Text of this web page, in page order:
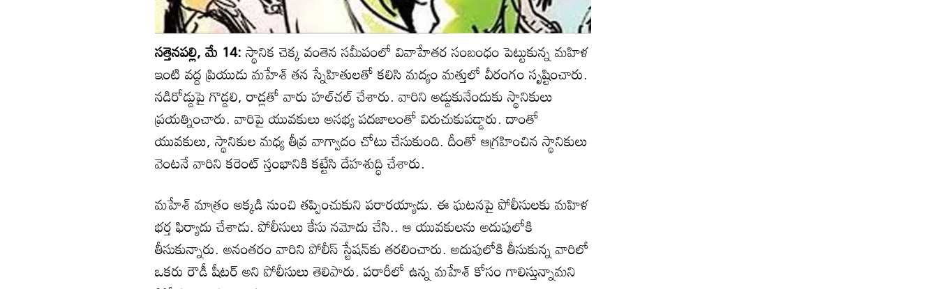
సత్తెనపల్లి, మే 14:స్థానిక చెక్క వంతెన సమీపంలో వివాహేతర సంబంధం పెట్టుకున్న మహిళ
ఇంటి వద్ద ప్రియుడు మహేశ్ తన స్నేహితులతో కలిసి మద్యం మత్తులో వీరంగం సృష్టించారు.
నడిరోడ్డుపై గొడ్డలి, రాడ్లతో వారు హల్‌చల్ చేశారు. వారిని అడ్డుకునేందుకు స్థానికులు
ప్రయత్నించారు. వారిపై యువకులు అసభ్య పదజాలంతో విరుచుకుపడ్డారు. దాంతో
యువకులు, స్థానికుల మధ్య తీవ్ర వాగ్వాదం చోటు చేసుకుంది. దీంతో ఆగ్రహించిన స్థానికులు
వెంటనే వారిని కరెంట్ స్తంభానికి కట్టేసి దేహశుద్ధి చేశారు.
మహేశ్ మాత్రం అక్కడి నుంచి తప్పించుకుని పరారయ్యాడు. ఈ ఘటనపై పోలీసులకు మహిళ
భర్త ఫిర్యాదు చేశాడు. పోలీసులు కేసు నమోదు చేసి.. ఆ యువకులను అదుపులోకి
తీసుకున్నారు. అనంతరం వారిని పోలీస్ స్టేషన్‌కు తరలించారు. అదుపులోకి తీసుకున్న వారిలో
ఒకరు రౌడీ షీటర్ అని పోలీసులు తెలిపారు. పరారీలో ఉన్న మహేశ్ కోసం గాలిస్తున్నామని